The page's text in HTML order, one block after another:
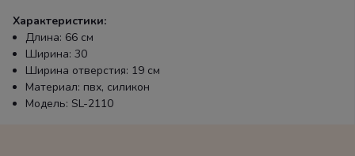
Характеристики:
Длина: 66 см
Ширина: 30
Ширина отверстия: 19 см
Материал: пвх, силикон
Модель: SL-2110